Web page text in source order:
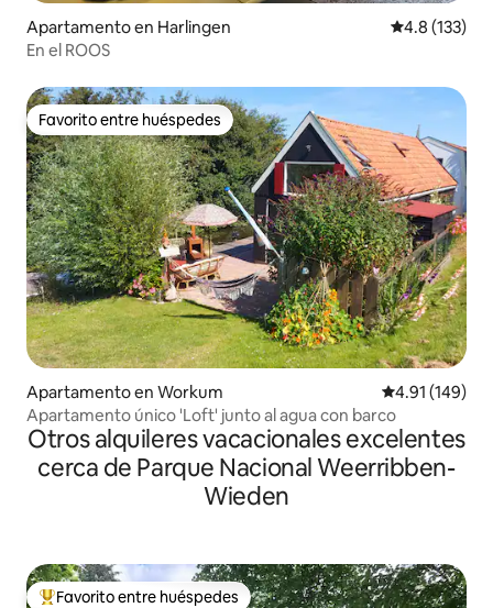
Apartamento en Harlingen Calificación
4.8 (133)
En el ROOS
Favorito entre huéspedes
Favorito entre huéspedes
Apartamento en Workum Calificación
4.91 (149)
Apartamento único 'Loft' junto al agua con barco
Otros alquileres vacacionales excelentes
cerca de Parque Nacional Weerribben-
Wieden
Favorito entre huéspedes